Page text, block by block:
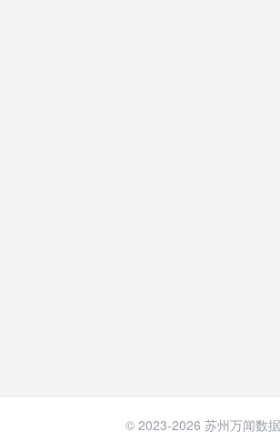
© 2023-2026 苏州万闻数